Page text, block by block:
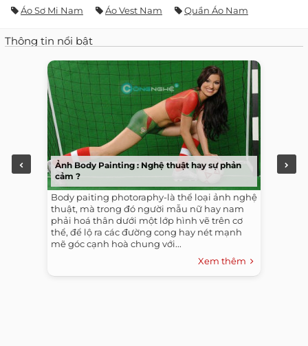
Áo Sơ Mi Nam Áo Vest Nam Quần Áo Nam
Thông tin nổi bật
Ảnh Body Painting : Nghệ thuật hay sự phản
cảm ?
Body paiting photoraphy-là thể loại ảnh nghệ
thuật, mà trong đó người mẫu nữ hay nam
phải hoá thân dưới một lớp hình vẽ trên cơ
thể, để lộ ra các đường cong hay nét mạnh
mẽ góc cạnh hoà chung với...
Xem thêm